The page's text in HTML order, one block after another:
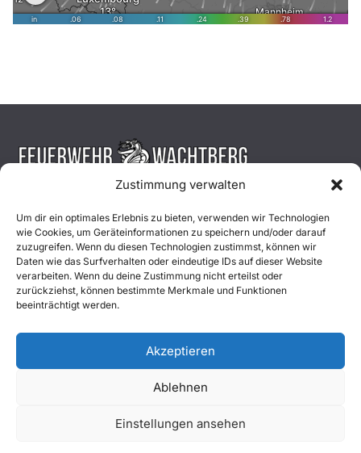
Zustimmung verwalten
Um dir ein optimales Erlebnis zu bieten, verwenden wir Technologien
wie Cookies, um Geräteinformationen zu speichern und/oder darauf
zuzugreifen. Wenn du diesen Technologien zustimmst, können wir
Daten wie das Surfverhalten oder eindeutige IDs auf dieser Website
verarbeiten. Wenn du deine Zustimmung nicht erteilst oder
zurückziehst, können bestimmte Merkmale und Funktionen
beeinträchtigt werden.
Akzeptieren
Ablehnen
Einstellungen ansehen
Aktuelles
Einsätze
Unsere Jugend
Mitglied werden
Rechte vorbehalten.